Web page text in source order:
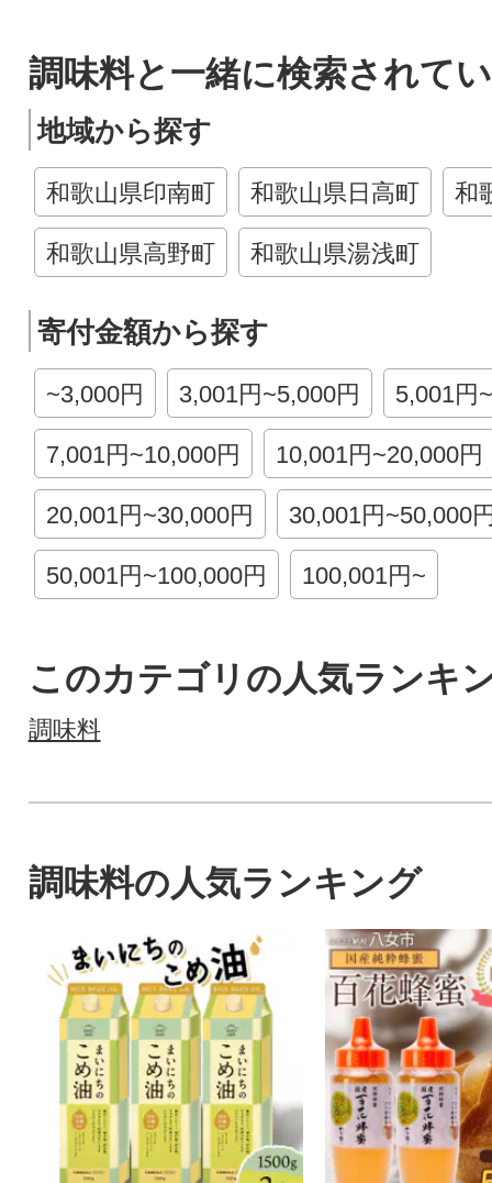
調味料と一緒に検索されて
地域から探す
和歌山県印南町 和歌山県日高町 和
和歌山県高野町 和歌山県湯浅町
寄付金額から探す
~3,000円 3,001円~5,000円 5,001円
7,001円~10,000円 10,001円~20,000円
20,001円~30,000円 30,001円~50,000
50,001円~100,000円 100,001円~
このカテゴリの人気ランキ
調味料
調味料の人気ランキング